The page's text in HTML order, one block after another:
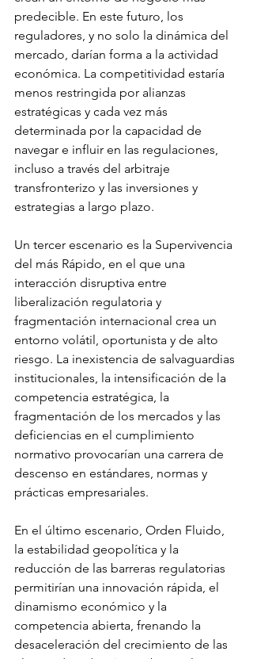
predecible. En este futuro, los
reguladores, y no solo la dinámica del
mercado, darían forma a la actividad
económica. La competitividad estaría
menos restringida por alianzas
estratégicas y cada vez más
determinada por la capacidad de
navegar e influir en las regulaciones,
incluso a través del arbitraje
transfronterizo y las inversiones y
estrategias a largo plazo.
Un tercer escenario es la Supervivencia
del más Rápido, en el que una
interacción disruptiva entre
liberalización regulatoria y
fragmentación internacional crea un
entorno volátil, oportunista y de alto
riesgo. La inexistencia de salvaguardias
institucionales, la intensificación de la
competencia estratégica, la
fragmentación de los mercados y las
deficiencias en el cumplimiento
normativo provocarían una carrera de
descenso en estándares, normas y
prácticas empresariales.
En el último escenario, Orden Fluido,
la estabilidad geopolítica y la
reducción de las barreras regulatorias
permitirían una innovación rápida, el
dinamismo económico y la
competencia abierta, frenando la
desaceleración del crecimiento de las